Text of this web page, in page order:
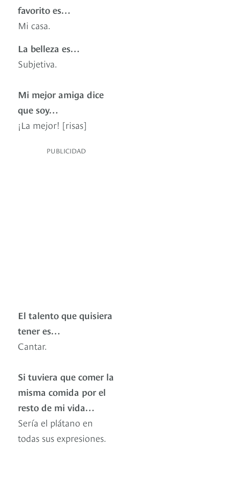
favorito es…
Mi casa.
La belleza es…
Subjetiva.
Mi mejor amiga dice
que soy…
¡La mejor! [risas]
PUBLICIDAD
El talento que quisiera
tener es…
Cantar.
Si tuviera que comer la
misma comida por el
resto de mi vida…
Sería el plátano en
todas sus expresiones.